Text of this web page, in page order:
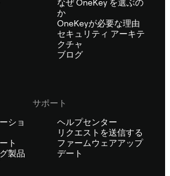
なぜ OneKey を選ぶの
か
OneKeyが必要な理由
セキュリティ アーキテ
クチャ
ブログ
ショ
ト
製品
サポート
ヘルプセンター
リクエストを送信する
ファームウェアアップ
デート